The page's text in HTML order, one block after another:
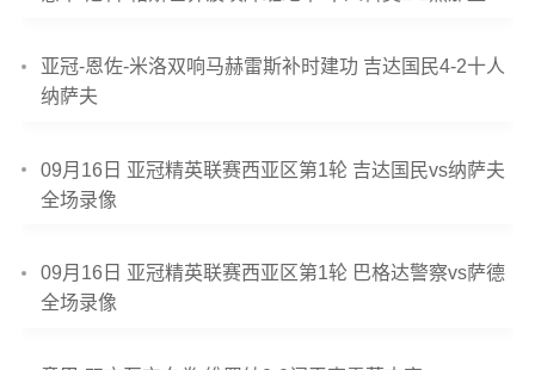
亚冠-恩佐-米洛双响马赫雷斯补时建功 吉达国民4-2十人
纳萨夫
09月16日 亚冠精英联赛西亚区第1轮 吉达国民vs纳萨夫
全场录像
09月16日 亚冠精英联赛西亚区第1轮 巴格达警察vs萨德
全场录像